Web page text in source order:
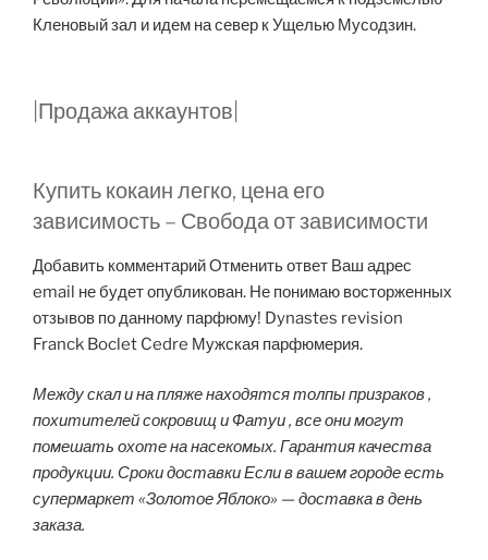
Кленовый зал и идем на север к Ущелью Мусодзин.
|Продажа аккаунтов|
Купить кокаин легко, цена его
зависимость – Свобода от зависимости
Добавить комментарий Отменить ответ Ваш адрес
email не будет опубликован. Не понимаю восторженных
отзывов по данному парфюму! Dynastes revision
Franck Boclet Cedre Мужская парфюмерия.
Между скал и на пляже находятся толпы призраков ,
похитителей сокровищ и Фатуи , все они могут
помешать охоте на насекомых. Гарантия качества
продукции. Сроки доставки Если в вашем городе есть
супермаркет «Золотое Яблоко» — доставка в день
заказа.